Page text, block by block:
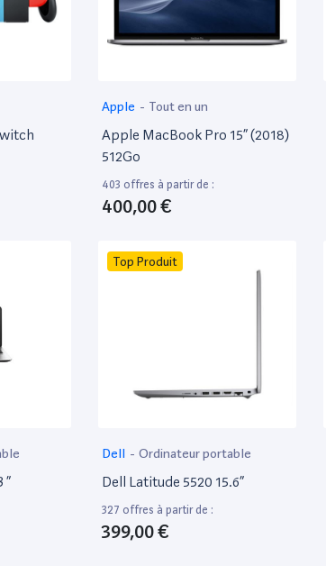
Apple - Tout en un
Apple MacBook Pro 15” (2018)
512Go
403 offres à partir de :
400,00 €
”
Top Produit
Dell - Ordinateur portable
Dell Latitude 5520 15.6”
327 offres à partir de :
399,00 €